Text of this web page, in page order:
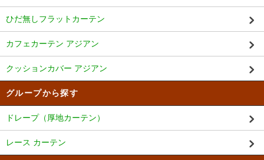
ひだ無しフラットカーテン
カフェカーテン アジアン
クッションカバー アジアン
グループから探す
ドレープ（厚地カーテン）
レース カーテン